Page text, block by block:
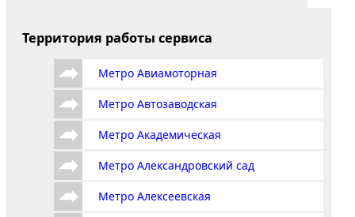
Территория работы сервиса
Метро Авиамоторная
Метро Автозаводская
Метро Академическая
Метро Александровский сад
Метро Алексеевская